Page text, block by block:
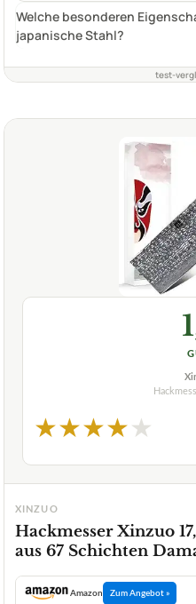
Welche besonderen
japanische Stahl?
test-
★★★★★
XINZUO
Hackmesser Xinzuo
aus 67 Schichten
Amazon Zum Angebot »